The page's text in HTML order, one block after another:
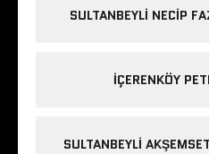
SULTANBEYLI NECIP
IÇERENKÖY
SULTANBEYLI